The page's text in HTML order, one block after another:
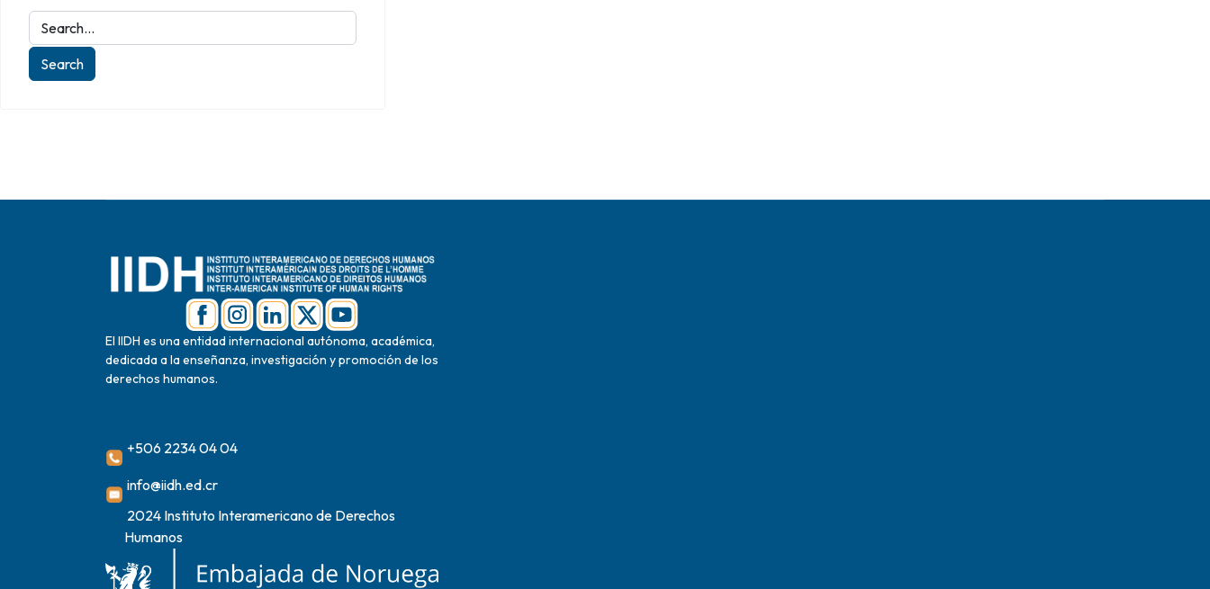
El IIDH es una entidad internacional autónoma, académica,
dedicada a la enseñanza, investigación y promoción de los
derechos humanos.
+506 2234 04 04
info@iidh.ed.cr
2024 Instituto Interamericano de Derechos
Humanos